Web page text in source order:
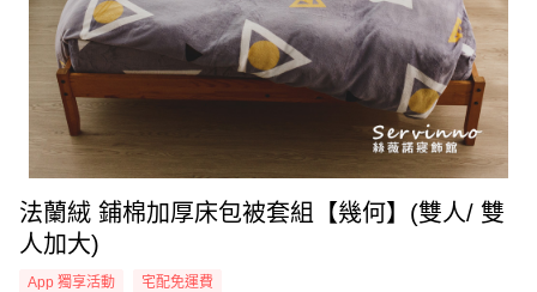
法蘭絨 鋪棉加厚床包被套組【幾何】(雙人/ 雙
人加大)
App 獨享活動 宅配免運費